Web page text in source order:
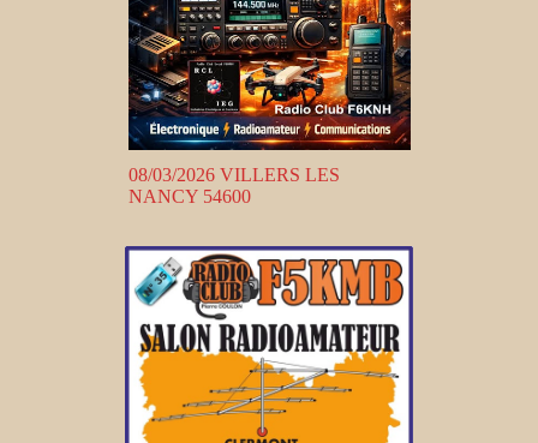
08/03/2026 VILLERS LES
NANCY 54600